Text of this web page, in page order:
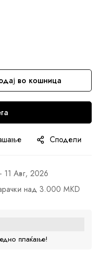
во кошница
Сподели
11 Авг, 2026
над 3.000 MKD
плаќање!